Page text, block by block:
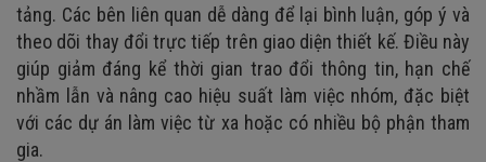
tảng. Các bên liên quan dễ dàng để lại bình luận, góp ý và
theo dõi thay đổi trực tiếp trên giao diện thiết kế. Điều này
giúp giảm đáng kể thời gian trao đổi thông tin, hạn chế
nhầm lẫn và nâng cao hiệu suất làm việc nhóm, đặc biệt
với các dự án làm việc từ xa hoặc có nhiều bộ phận tham
gia.